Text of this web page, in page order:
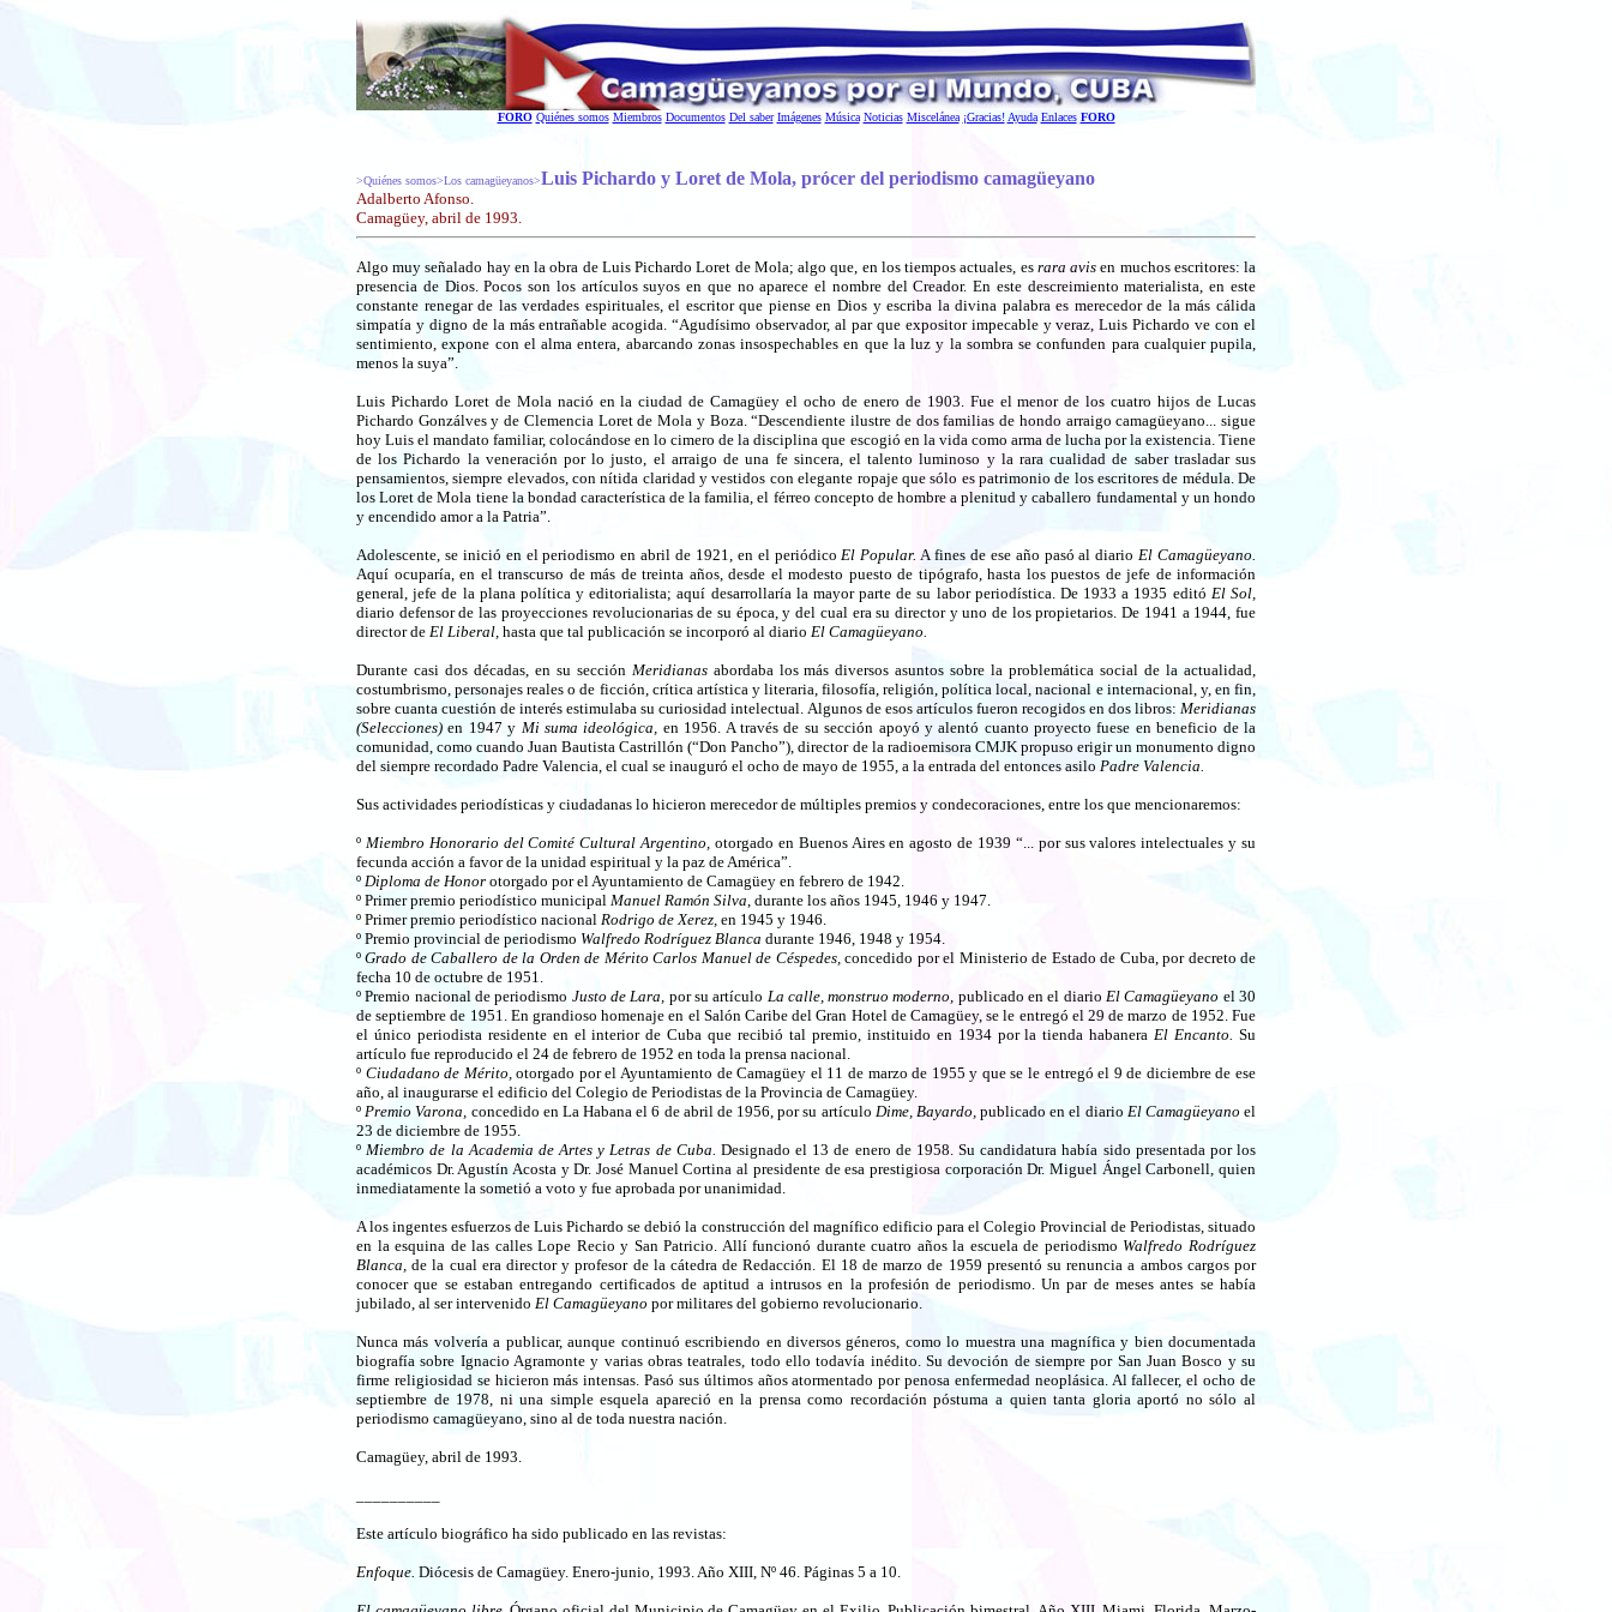
FORO Quiénes somos Miembros Documentos Del saber Imágenes Música Noticias Miscelánea ¡Gracias! Ayuda Enlaces FORO
>Quiénes somos>Los camagüeyanos>Luis Pichardo y Loret de Mola, prócer del periodismo camagüeyano
Adalberto Afonso.
Camagüey, abril de 1993.
Algo muy señalado hay en la obra de Luis Pichardo Loret de Mola; algo que, en los tiempos actuales, es rara avis en muchos escritores: la
presencia de Dios. Pocos son los artículos suyos en que no aparece el nombre del Creador. En este descreimiento materialista, en este
constante renegar de las verdades espirituales, el escritor que piense en Dios y escriba la divina palabra es merecedor de la más cálida
simpatía y digno de la más entrañable acogida. “Agudísimo observador, al par que expositor impecable y veraz, Luis Pichardo ve con el
sentimiento, expone con el alma entera, abarcando zonas insospechables en que la luz y la sombra se confunden para cualquier pupila,
menos la suya”.
Luis Pichardo Loret de Mola nació en la ciudad de Camagüey el ocho de enero de 1903. Fue el menor de los cuatro hijos de Lucas
Pichardo Gonzálves y de Clemencia Loret de Mola y Boza. “Descendiente ilustre de dos familias de hondo arraigo camagüeyano... sigue
hoy Luis el mandato familiar, colocándose en lo cimero de la disciplina que escogió en la vida como arma de lucha por la existencia. Tiene
de los Pichardo la veneración por lo justo, el arraigo de una fe sincera, el talento luminoso y la rara cualidad de saber trasladar sus
pensamientos, siempre elevados, con nítida claridad y vestidos con elegante ropaje que sólo es patrimonio de los escritores de médula. De
los Loret de Mola tiene la bondad característica de la familia, el férreo concepto de hombre a plenitud y caballero fundamental y un hondo
y encendido amor a la Patria”.
Adolescente, se inició en el periodismo en abril de 1921, en el periódico El Popular. A fines de ese año pasó al diario El Camagüeyano.
Aquí ocuparía, en el transcurso de más de treinta años, desde el modesto puesto de tipógrafo, hasta los puestos de jefe de información
general, jefe de la plana política y editorialista; aquí desarrollaría la mayor parte de su labor periodística. De 1933 a 1935 editó El Sol,
diario defensor de las proyecciones revolucionarias de su época, y del cual era su director y uno de los propietarios. De 1941 a 1944, fue
director de El Liberal, hasta que tal publicación se incorporó al diario El Camagüeyano.
Durante casi dos décadas, en su sección Meridianasabordaba los más diversos asuntos sobre la problemática social de la actualidad,
costumbrismo, personajes reales o de ficción, crítica artística y literaria, filosofía, religión, política local, nacional e internacional, y, en fin,
sobre cuanta cuestión de interés estimulaba su curiosidad intelectual. Algunos de esos artículos fueron recogidos en dos libros: Meridianas
(Selecciones) en 1947 y Mi suma ideológica, en 1956. A través de su sección apoyó y alentó cuanto proyecto fuese en beneficio de la
comunidad, como cuando Juan Bautista Castrillón (“Don Pancho”), director de la radioemisora CMJK propuso erigir un monumento digno
del siempre recordado Padre Valencia, el cual se inauguró el ocho de mayo de 1955, a la entrada del entonces asilo Padre Valencia.
Sus actividades periodísticas y ciudadanas lo hicieron merecedor de múltiples premios y condecoraciones, entre los que mencionaremos:
º Miembro Honorario del Comité Cultural Argentino, otorgado en Buenos Aires en agosto de 1939 “... por sus valores intelectuales y su
fecunda acción a favor de la unidad espiritual y la paz de América”.
º Diploma de Honor otorgado por el Ayuntamiento de Camagüey en febrero de 1942.
º Primer premio periodístico municipal Manuel Ramón Silva , durante los años 1945, 1946 y 1947.
º Primer premio periodístico nacional Rodrigo de Xerez, en 1945 y 1946.
º Premio provincial de periodismo Walfredo Rodríguez Blanca durante 1946, 1948 y 1954.
ºGrado de Caballero de la Orden de Mérito Carlos Manuel de Céspedes, concedido por el Ministerio de Estado de Cuba, por decreto de
fecha 10 de octubre de 1951.
º Premio nacional de periodismo Justo de Lara, por su artículo La calle, monstruo moderno, publicado en el diario El Camagüeyano el 30
de septiembre de 1951. En grandioso homenaje en el Salón Caribe del Gran Hotel de Camagüey, se le entregó el 29 de marzo de 1952. Fue
el único periodista residente en el interior de Cuba que recibió tal premio, instituido en 1934 por la tienda habanera El Encanto. Su
artículo fue reproducido el 24 de febrero de 1952 en toda la prensa nacional.
º Ciudadano de Mérito, otorgado por el Ayuntamiento de Camagüey el 11 de marzo de 1955 y que se le entregó el 9 de diciembre de ese
año, al inaugurarse el edificio del Colegio de Periodistas de la Provincia de Camagüey.
º Premio Varona, concedido en La Habana el 6 de abril de 1956, por su artículo Dime, Bayardo, publicado en el diario El Camagüeyano el
23 de diciembre de 1955.
º Miembro de la Academia de Artes y Letras de Cuba. Designado el 13 de enero de 1958. Su candidatura había sido presentada por los
académicos Dr. Agustín Acosta y Dr. José Manuel Cortina al presidente de esa prestigiosa corporación Dr. Miguel Ángel Carbonell, quien
inmediatamente la sometió a voto y fue aprobada por unanimidad.
A los ingentes esfuerzos de Luis Pichardo se debió la construcción del magnífico edificio para el Colegio Provincial de Periodistas, situado
en la esquina de las calles Lope Recio y San Patricio. Allí funcionó durante cuatro años la escuela de periodismo Walfredo Rodríguez
Blanca, de la cual era director y profesor de la cátedra de Redacción. El 18 de marzo de 1959 presentó su renuncia a ambos cargos por
conocer que se estaban entregando certificados de aptitud a intrusos en la profesión de periodismo. Un par de meses antes se había
jubilado, al ser intervenido El Camagüeyano por militares del gobierno revolucionario.
Nunca más volvería a publicar, aunque continuó escribiendo en diversos géneros, como lo muestra una magnífica y bien documentada
biografía sobre Ignacio Agramonte y varias obras teatrales, todo ello todavía inédito. Su devoción de siempre por San Juan Bosco y su
firme religiosidad se hicieron más intensas. Pasó sus últimos años atormentado por penosa enfermedad neoplásica. Al fallecer, el ocho de
septiembre de 1978, ni una simple esquela apareció en la prensa como recordación póstuma a quien tanta gloria aportó no sólo al
periodismo camagüeyano, sino al de toda nuestra nación.
Camagüey, abril de 1993.
Este artículo biográfico ha sido publicado en las revistas:
Enfoque. Diócesis de Camagüey. Enero-junio, 1993. Año XIII, Nº 46. Páginas 5 a 10.